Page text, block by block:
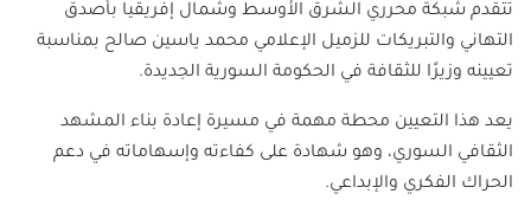
تتقدم شبكة محرري الشرق الأوسط وشمال إفريقيا بأصدق
التهاني والتبريكات للزميل الإعلامي محمد ياسين صالح بمناسبة
تعيينه وزيرًا للثقافة في الحكومة السورية الجديدة.
يعد هذا التعيين محطة مهمة في مسيرة إعادة بناء المشهد
الثقافي السوري، وهو شهادة على كفاءته وإسهاماته في دعم
الحراك الفكري والإبداعي.